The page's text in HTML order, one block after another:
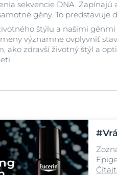
sekvencie DNA.
gény. To predstavuje
štýlu a našimi
významne ovplyvniť
ako zdravší životný štýl a